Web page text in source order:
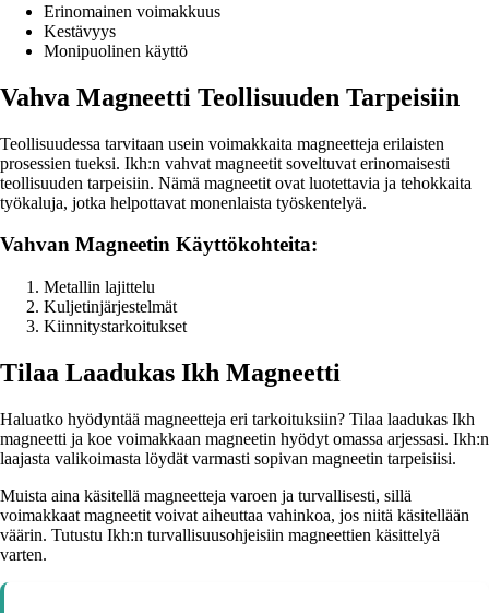
Erinomainen voimakkuus
Kestävyys
Monipuolinen käyttö
Vahva Magneetti Teollisuuden Tarpeisiin
Teollisuudessa tarvitaan usein voimakkaita magneetteja erilaisten
prosessien tueksi. Ikh:n vahvat magneetit soveltuvat erinomaisesti
teollisuuden tarpeisiin. Nämä magneetit ovat luotettavia ja tehokkaita
työkaluja, jotka helpottavat monenlaista työskentelyä.
Vahvan Magneetin Käyttökohteita:
Metallin lajittelu
Kuljetinjärjestelmät
Kiinnitystarkoitukset
Tilaa Laadukas Ikh Magneetti
Haluatko hyödyntää magneetteja eri tarkoituksiin? Tilaa laadukas Ikh
magneetti ja koe voimakkaan magneetin hyödyt omassa arjessasi. Ikh:n
laajasta valikoimasta löydät varmasti sopivan magneetin tarpeisiisi.
Muista aina käsitellä magneetteja varoen ja turvallisesti, sillä
voimakkaat magneetit voivat aiheuttaa vahinkoa, jos niitä käsitellään
väärin. Tutustu Ikh:n turvallisuusohjeisiin magneettien käsittelyä
varten.